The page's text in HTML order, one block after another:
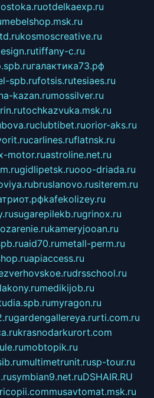
otdelkaexp.ru
mebelshop.msk.ru
kosmoscreative.ru
tiffany-c.ru
галактика73.рф
spb.rufotsis.rutesiaes.ru
kazan.rumossilver.ru
tochkazvuka.msk.ru
clubtibet.ruorior-aks.ru
carlines.ruflatnsk.ru
motor.ruastroline.net.ru
gidlipetsk.ruooo-driada.ru
bruslanovo.rusiterem.ru
kafekolizey.ru
sugarepilekb.rugrinox.ru
kameryjooan.ru
aid70.rumetall-perm.ru
apiaccess.ru
drsschool.ru
medikijob.ru
myragon.ru
gardengallereya.rurti.com.ru
krasnodarkurort.com
mobtopik.ru
multimetrunit.rusp-tour.ru
symbian9.net.ruDSHAIR.RU
musavtomat.msk.ru